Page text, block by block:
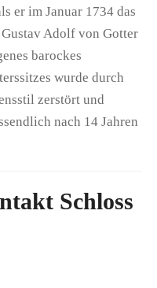
er im Januar 1734 das
Adolf von Gotter
barockes
wurde durch
zerstört und
nach 14 Jahren
Schloss